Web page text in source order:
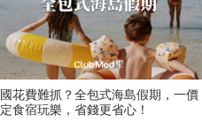
花費難抓？全包式海島假期，一價
食宿玩樂，省錢更省心！